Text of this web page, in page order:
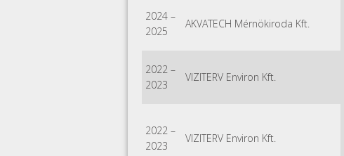
2024 –
2025
AKVATECH Mérnökiroda Kft.
2022 –
2023
VIZITERV Environ Kft.
2022 –
2023
VIZITERV Environ Kft.